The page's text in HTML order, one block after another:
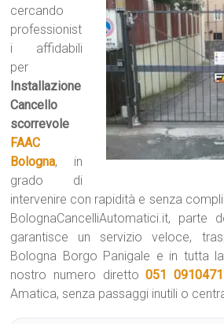
cercando
professionist
i affidabili
per
Installazione
Cancello
scorrevole
FAAC
Bologna, in
grado di
intervenire con rapidità e senza
BolognaCancelliAutomatici.it, parte
garantisce un servizio veloce,
Bologna Borgo Panigale e in tutta
nostro numero diretto051 0910471
Amatica, senza passaggi inutili o